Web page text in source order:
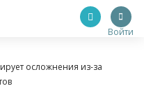
Войти
осложнения из-за